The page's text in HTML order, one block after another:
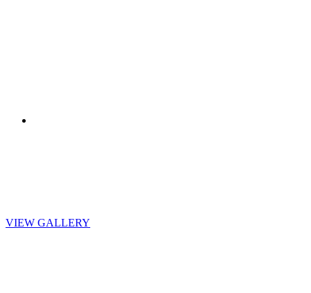
Beardman
VIEW GALLERY